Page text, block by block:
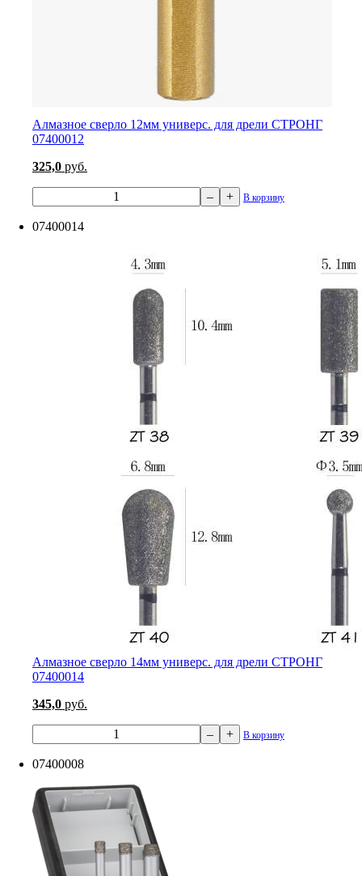
Алмазное сверло 12мм универс. для дрели СТРОНГ
07400012
325,0 руб.
– + В корзину
07400014
Алмазное сверло 14мм универс. для дрели СТРОНГ
07400014
345,0 руб.
– + В корзину
07400008